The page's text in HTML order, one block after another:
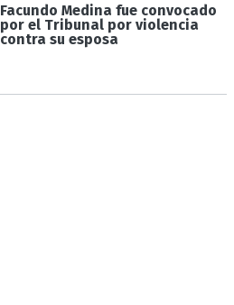
Facundo Medina fue convocado
por el Tribunal por violencia
contra su esposa